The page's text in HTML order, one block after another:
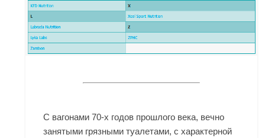
С вагонами 70-х годов прошлого века, вечно
занятыми грязными туалетами, с характерной